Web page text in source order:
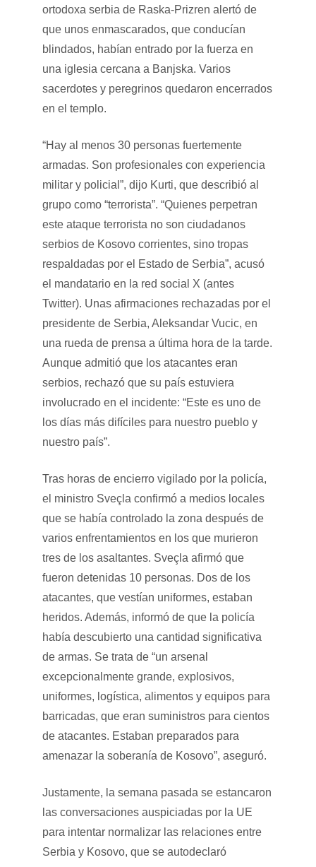
ortodoxa serbia de Raska-Prizren alertó de
que unos enmascarados, que conducían
blindados, habían entrado por la fuerza en
una iglesia cercana a Banjska. Varios
sacerdotes y peregrinos quedaron encerrados
en el templo.
“Hay al menos 30 personas fuertemente
armadas. Son profesionales con experiencia
militar y policial”, dijo Kurti, que describió al
grupo como “terrorista”. “Quienes perpetran
este ataque terrorista no son ciudadanos
serbios de Kosovo corrientes, sino tropas
respaldadas por el Estado de Serbia”, acusó
el mandatario en la red social X (antes
Twitter). Unas afirmaciones rechazadas por el
presidente de Serbia, Aleksandar Vucic, en
una rueda de prensa a última hora de la tarde.
Aunque admitió que los atacantes eran
serbios, rechazó que su país estuviera
involucrado en el incidente: “Este es uno de
los días más difíciles para nuestro pueblo y
nuestro país”.
Tras horas de encierro vigilado por la policía,
el ministro Sveçla confirmó a medios locales
que se había controlado la zona después de
varios enfrentamientos en los que murieron
tres de los asaltantes. Sveçla afirmó que
fueron detenidas 10 personas. Dos de los
atacantes, que vestían uniformes, estaban
heridos. Además, informó de que la policía
había descubierto una cantidad significativa
de armas. Se trata de “un arsenal
excepcionalmente grande, explosivos,
uniformes, logística, alimentos y equipos para
barricadas, que eran suministros para cientos
de atacantes. Estaban preparados para
amenazar la soberanía de Kosovo”, aseguró.
Justamente, la semana pasada se estancaron
las conversaciones auspiciadas por la UE
para intentar normalizar las relaciones entre
Serbia y Kosovo, que se autodeclaró